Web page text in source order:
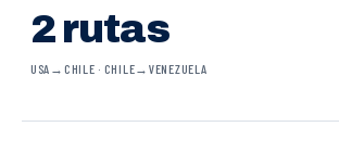
2 rutas
USA→CHILE · CHILE→VENEZUELA